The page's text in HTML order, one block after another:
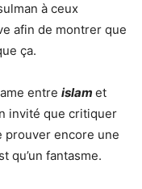
à ceux
afin de montrer que
ça.
entre islam et
invité que critiquer
prouver encore une
qu’un fantasme.